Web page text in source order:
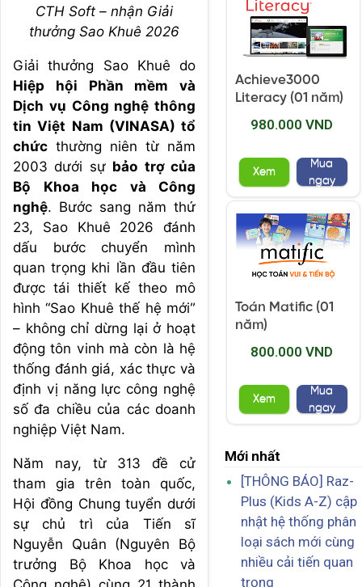
CTH Soft – nhận Giải
thưởng Sao Khuê 2026
Giải thưởng Sao Khuê do
Hiệp hội Phần mềm và
Dịch vụ Công nghệ thông
tin Việt Nam (VINASA) tổ
chức thường niên từ năm
2003 dưới sự bảo trợ của
Bộ Khoa học và Công
nghệ. Bước sang năm thứ
23, Sao Khuê 2026 đánh
dấu bước chuyển mình
quan trọng khi lần đầu tiên
được tái thiết kế theo mô
hình “Sao Khuê thế hệ mới”
– không chỉ dừng lại ở hoạt
động tôn vinh mà còn là hệ
thống đánh giá, xác thực và
định vị năng lực công nghệ
số đa chiều của các doanh
nghiệp Việt Nam.
Năm nay, từ 313 đề cử
tham gia trên toàn quốc,
Hội đồng Chung tuyển dưới
sự chủ trì của Tiến sĩ
Nguyễn Quân (Nguyên Bộ
trưởng Bộ Khoa học và
Achieve3000
Literacy (01 năm)
980.000 VND
Xem
Mua
ngay
Toán Matific (01
năm)
800.000 VND
Xem
Mua
ngay
Mới nhất
[THÔNG BÁO] Raz-
Plus (Kids A-Z) cập
nhật hệ thống phân
loại sách mới cùng
nhiều cải tiến quan
trọng